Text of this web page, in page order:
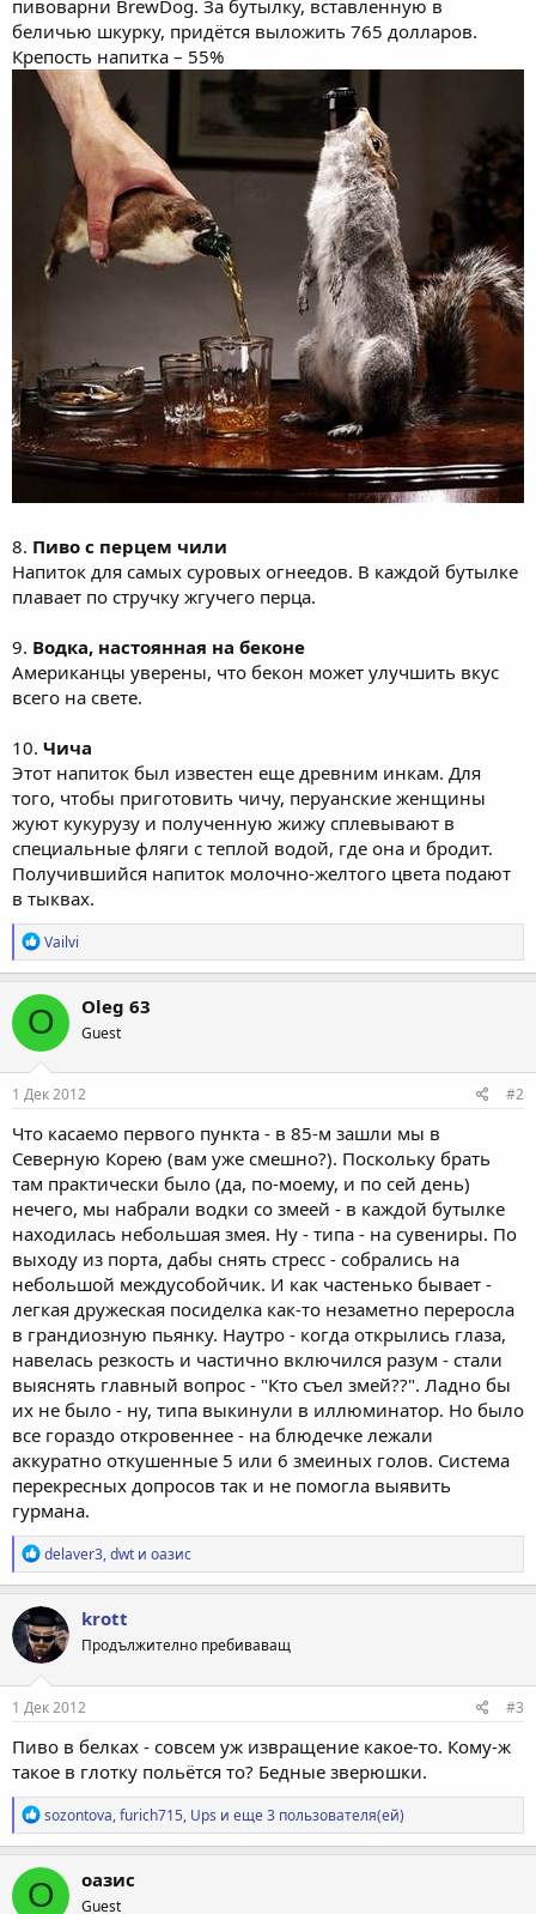
пивоварни BrewDog. За бутылку, вставленную в
беличью шкурку, придётся выложить 765 долларов.
Крепость напитка – 55%
8. Пиво с перцем чили
Напиток для самых суровых огнеедов. В каждой бутылке
плавает по стручку жгучего перца.
9. Водка, настоянная на беконе
Американцы уверены, что бекон может улучшить вкус
всего на свете.
10. Чича
Этот напиток был известен еще древним инкам. Для
того, чтобы приготовить чичу, перуанские женщины
жуют кукурузу и полученную жижу сплевывают в
специальные фляги с теплой водой, где она и бродит.
Получившийся напиток молочно-желтого цвета подают
в тыквах.
Р
е
а
к
ц
и
и
:
Vailvi
O Oleg 63
Guest
1 Дек 2012 #2
Что касаемо первого пункта - в 85-м зашли мы в
Северную Корею (вам уже смешно?). Поскольку брать
там практически было (да, по-моему, и по сей день)
нечего, мы набрали водки со змеей - в каждой бутылке
находилась небольшая змея. Ну - типа - на сувениры. По
выходу из порта, дабы снять стресс - собрались на
небольшой междусобойчик. И как частенько бывает -
легкая дружеская посиделка как-то незаметно переросла
в грандиозную пьянку. Наутро - когда открылись глаза,
навелась резкость и частично включился разум - стали
выяснять главный вопрос - "Кто съел змей??". Ладно бы
их не было - ну, типа выкинули в иллюминатор. Но было
все гораздо откровеннее - на блюдечке лежали
аккуратно откушенные 5 или 6 змеиных голов. Система
перекресных допросов так и не помогла выявить
гурмана.
Р
е
а
к
ц
и
и
:
delaver3,dwt и оазис
krott
Продължително пребиваващ
1 Дек 2012 #3
Пиво в белках - совсем уж извращение какое-то. Кому-ж
такое в глотку польётся то? Бедные зверюшки.
Р
е
а
к
ц
и
sozontova,furich715, Ups и еще 3 пользователя(ей)
О оазис
Guest